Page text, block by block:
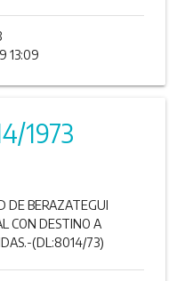
13:09
1973
DE BERAZATEGUI
CON DESTINO A
(DL:8014/73)